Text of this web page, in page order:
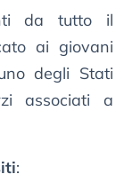
da tutto il
ai giovani
degli Stati
associati a
: